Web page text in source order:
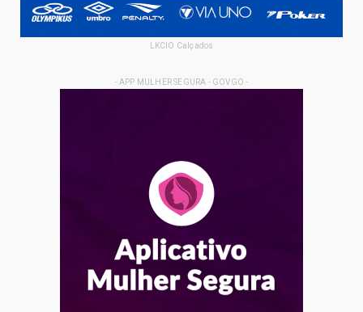
LKCIO Calçados
- APP MULHER SEGURA - GOVGO -